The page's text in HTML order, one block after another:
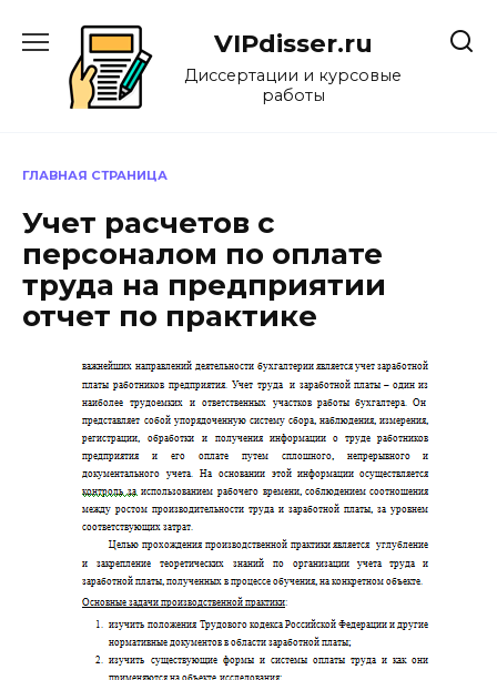
содержанию
VIPdisser.ru
Диссертации и курсовые
работы
ГЛАВНАЯ СТРАНИЦА
Учет расчетов с
персоналом по оплате
труда на предприятии
отчет по практике